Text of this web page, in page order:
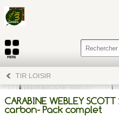
TIR LOISIR
CARABINE WEBLEY
carbon- Pack complet